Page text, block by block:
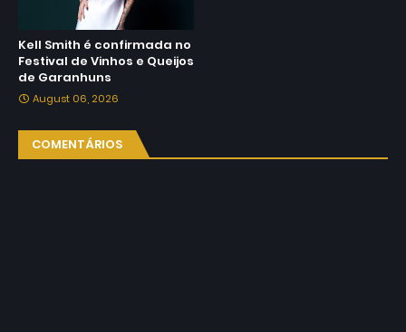
Kell Smith é confirmada no
Festival de Vinhos e Queijos
de Garanhuns
August 06, 2026
COMENTÁRIOS